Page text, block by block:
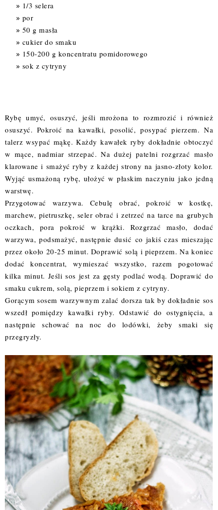
1/3 selera
por
50 g masła
cukier do smaku
150-200 g koncentratu pomidorowego
sok z cytryny
Rybę umyć, osuszyć, jeśli mrożona to rozmrozić i również
osuszyć. Pokroić na kawałki, posolić, posypać pierzem. Na
talerz wsypać mąkę. Każdy kawałek ryby dokładnie obtoczyć
w mące, nadmiar strzepać. Na dużej patelni rozgrzać masło
klarowane i smażyć ryby z każdej strony na jasno-złoty kolor.
Wyjąć usmażoną rybę, ułożyć w płaskim naczyniu jako jedną
warstwę.
Przygotować warzywa. Cebulę obrać, pokroić w kostkę,
marchew, pietruszkę, seler obrać i zetrzeć na tarce na grubych
oczkach, pora pokroić w krążki. Rozgrzać masło, dodać
warzywa, podsmażyć, następnie dusić co jakiś czas mieszając
przez około 20-25 minut. Doprawić solą i pieprzem. Na koniec
dodać koncentrat, wymieszać wszystko, razem pogotować
kilka minut. Jeśli sos jest za gęsty podlać wodą. Doprawić do
smaku cukrem, solą, pieprzem i sokiem z cytryny.
Gorącym sosem warzywnym zalać dorsza tak by dokładnie sos
wszedł pomiędzy kawałki ryby. Odstawić do ostygnięcia, a
następnie schować na noc do lodówki, żeby smaki się
przegryzły.